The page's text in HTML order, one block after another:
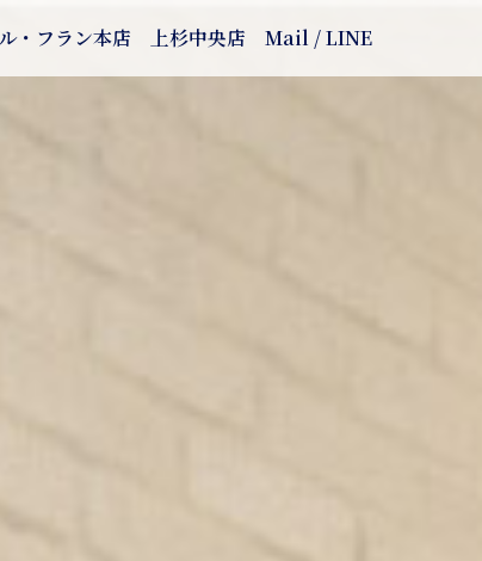
・フラン本店 上杉中央店 Mail / LINE